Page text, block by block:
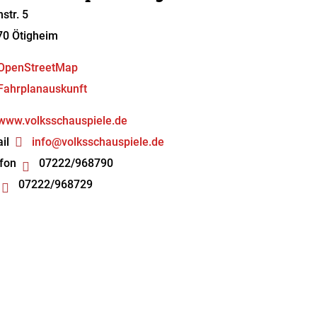
5
Ötigheim
info@volksschauspiele.de
07222/968790
07222/968729